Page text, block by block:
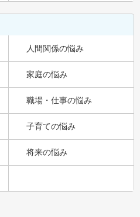
人間関係の悩み
家庭の悩み
職場・仕事の悩み
子育ての悩み
将来の悩み